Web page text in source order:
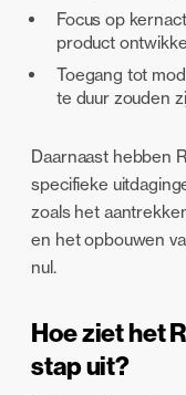
Focus op
product
Toegang tot
te duur zouden
Daarnaast hebben
specifieke
zoals het
en het opbouwen
nul.
Hoe ziet het
stap uit?